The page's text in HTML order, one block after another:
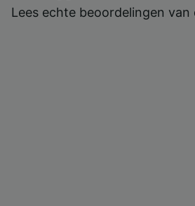
Lees echte beoordelingen